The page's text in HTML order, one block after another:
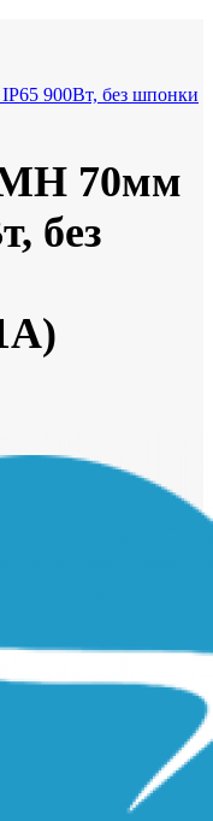
900Вт, без шпонки
70мм
без